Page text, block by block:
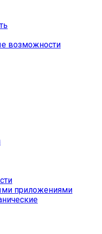
возможности
приложениями